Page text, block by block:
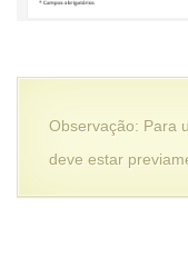
Observação: Para
deve estar